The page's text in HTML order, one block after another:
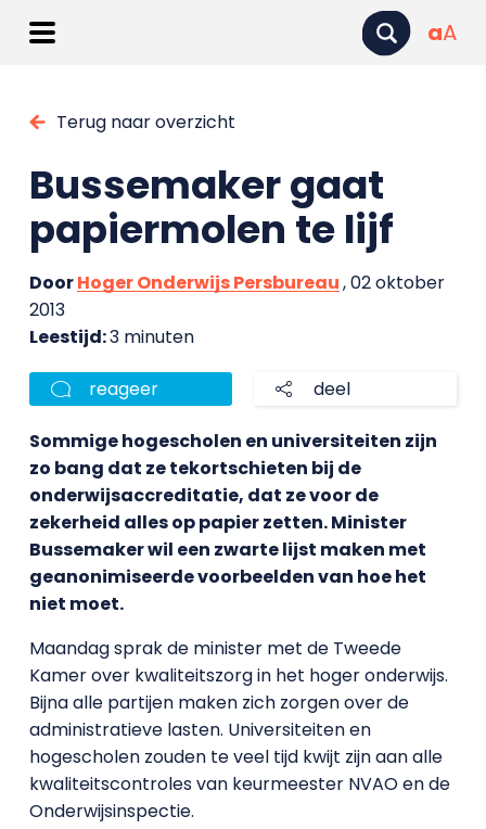
aA
Terug naar overzicht
Bussemaker gaat
papiermolen te lijf
DoorHoger Onderwijs Persbureau, 02 oktober
2013
Leestijd:3 minuten
reageer deel
Sommige hogescholen en universiteiten zijn
zo bang dat ze tekortschieten bij de
onderwijsaccreditatie, dat ze voor de
zekerheid alles op papier zetten. Minister
Bussemaker wil een zwarte lijst maken met
geanonimiseerde voorbeelden van hoe het
niet moet.
Maandag sprak de minister met de Tweede
Kamer over kwaliteitszorg in het hoger onderwijs.
Bijna alle partijen maken zich zorgen over de
administratieve lasten. Universiteiten en
hogescholen zouden te veel tijd kwijt zijn aan alle
kwaliteitscontroles van keurmeester NVAO en de
Onderwijsinspectie.